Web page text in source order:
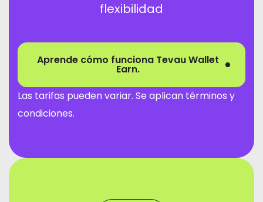
flexibilidad
Aprende cómo funciona Tevau Wallet
Earn.
Las tarifas pueden variar. Se aplican términos y
condiciones.